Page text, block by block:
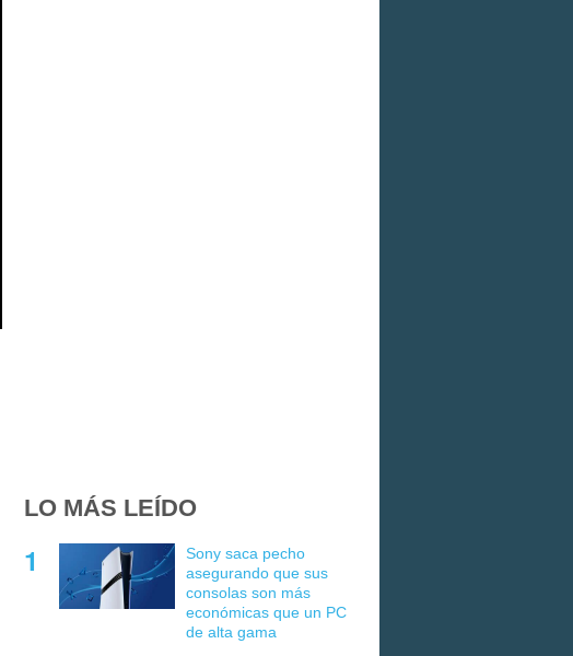
LO MÁS LEÍDO
Sony saca pecho
asegurando que sus
consolas son más
económicas que un PC
de alta gama